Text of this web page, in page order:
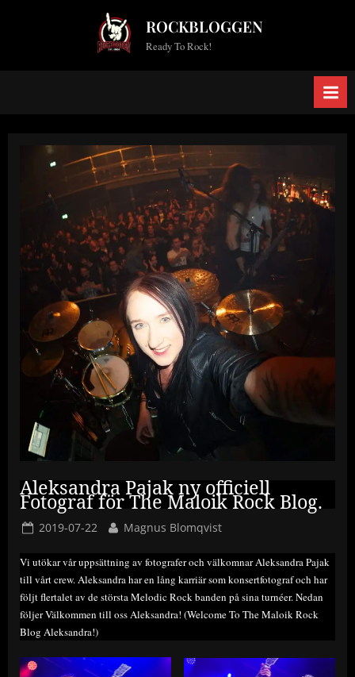
ROCKBLOGGEN
Ready To Rock!
Aleksandra Pajak ny officiell
Fotograf för The Maloik Rock Blog.
Posted
2019-07-22 By
Magnus Blomqvist
Vi utökar vår uppsättning av fotografer och välkomnar Aleksandra Pajak
till vårt crew. Aleksandra har en lång karriär som konsertfotograf och har
följt flertalet av de största Melodic Rock banden på sina turnéer. Nedan
följer Välkommen till oss Aleksandra! (Welcome To The Maloik Rock
Blog Aleksandra!)